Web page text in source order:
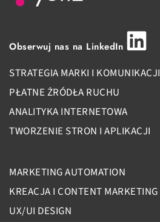
Obserwuj nas na LinkedIn
STRATEGIA MARKI I KOMUNIKACJI
PŁATNE ŻRÓDŁA RUCHU
ANALITYKA INTERNETOWA
TWORZENIE STRON I APLIKACJI
MARKETING AUTOMATION
KREACJA I CONTENT MARKETING
UX/UI DESIGN